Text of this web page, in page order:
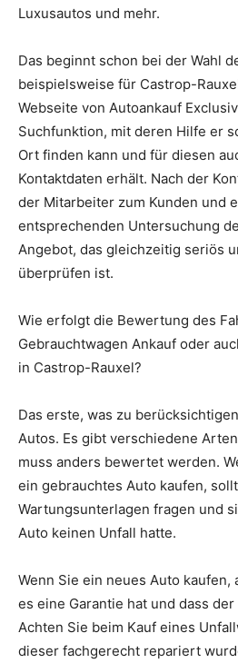
Luxusautos und mehr.
Das beginnt schon bei der Wahl
beispielsweise für Castrop-
Webseite von Autoankauf
Suchfunktion, mit deren Hilfe er
Ort finden kann und für diesen
Kontaktdaten erhält. Nach der
der Mitarbeiter zum Kunden und
entsprechenden Untersuchung
Angebot, das gleichzeitig seriös
überprüfen ist.
Wie erfolgt die Bewertung des
Gebrauchtwagen Ankauf oder
in Castrop-Rauxel?
Das erste, was zu
Autos. Es gibt verschiedene
muss anders bewertet werden.
ein gebrauchtes Auto kaufen,
Wartungsunterlagen fragen und
Auto keinen Unfall hatte.
Wenn Sie ein neues Auto kaufen,
es eine Garantie hat und dass
Achten Sie beim Kauf eines
dieser fachgerecht repariert